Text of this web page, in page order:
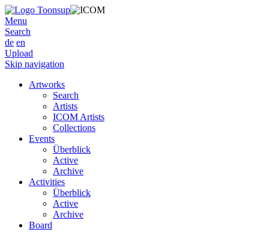
Menu
Search
de en
Upload
Skip navigation
Artworks
Search
Artists
ICOM Artists
Collections
Events
Überblick
Active
Archive
Activities
Überblick
Active
Archive
Board